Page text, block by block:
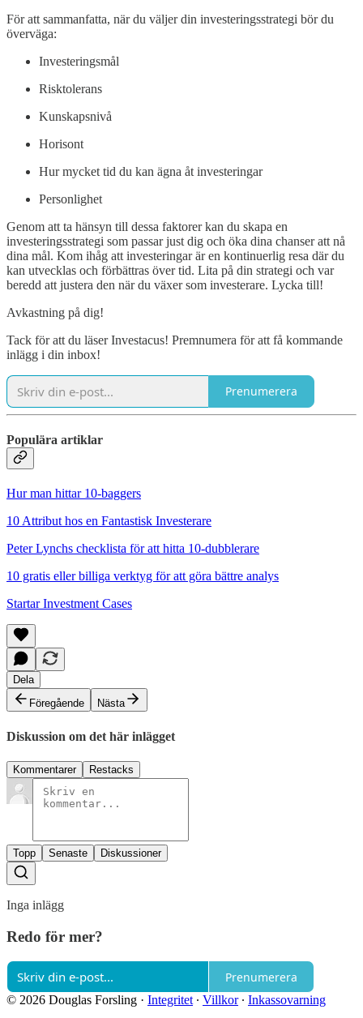
För att sammanfatta, när du väljer din investeringsstrategi bör du
överväga:
Investeringsmål
Risktolerans
Kunskapsnivå
Horisont
Hur mycket tid du kan ägna åt investeringar
Personlighet
Genom att ta hänsyn till dessa faktorer kan du skapa en
investeringsstrategi som passar just dig och öka dina chanser att nå
dina mål. Kom ihåg att investeringar är en kontinuerlig resa där du
kan utvecklas och förbättras över tid. Lita på din strategi och var
beredd att justera den när du växer som investerare. Lycka till!
Avkastning på dig!
Tack för att du läser Investacus! Premnumera för att få kommande
inlägg i din inbox!
Prenumerera
Populära artiklar
Hur man hittar 10-baggers
10 Attribut hos en Fantastisk Investerare
Peter Lynchs checklista för att hitta 10-dubblerare
10 gratis eller billiga verktyg för att göra bättre analys
Startar Investment Cases
Dela
Föregående
Nästa
Diskussion om det här inlägget
Kommentarer Restacks
Topp Senaste Diskussioner
Inga inlägg
Redo för mer?
Prenumerera
© 2026 Douglas Forsling · Integritet ∙ Villkor∙ Inkassovarning